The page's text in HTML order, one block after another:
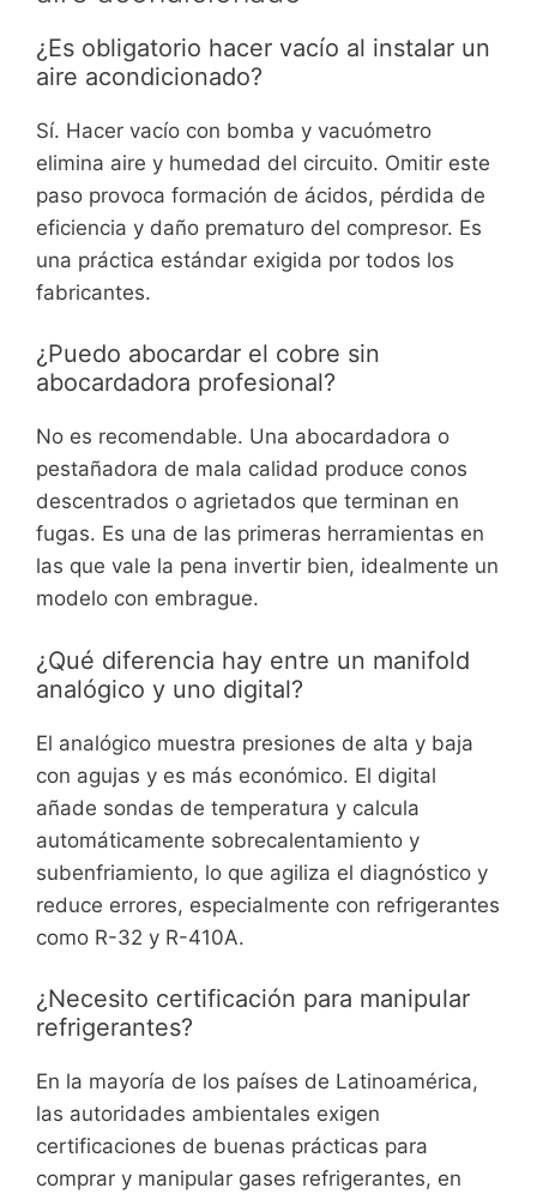
¿Es obligatorio hacer vacío al instalar un
aire acondicionado?
Sí. Hacer vacío con bomba y vacuómetro
elimina aire y humedad del circuito. Omitir este
paso provoca formación de ácidos, pérdida de
eficiencia y daño prematuro del compresor. Es
una práctica estándar exigida por todos los
fabricantes.
¿Puedo abocardar el cobre sin
abocardadora profesional?
No es recomendable. Una abocardadora o
pestañadora de mala calidad produce conos
descentrados o agrietados que terminan en
fugas. Es una de las primeras herramientas en
las que vale la pena invertir bien, idealmente un
modelo con embrague.
¿Qué diferencia hay entre un manifold
analógico y uno digital?
El analógico muestra presiones de alta y baja
con agujas y es más económico. El digital
añade sondas de temperatura y calcula
automáticamente sobrecalentamiento y
subenfriamiento, lo que agiliza el diagnóstico y
reduce errores, especialmente con refrigerantes
como R-32 y R-410A.
¿Necesito certificación para manipular
refrigerantes?
En la mayoría de los países de Latinoamérica,
las autoridades ambientales exigen
certificaciones de buenas prácticas para
comprar y manipular gases refrigerantes, en